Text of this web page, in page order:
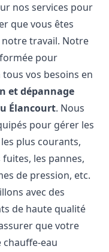
nos services pour
que vous êtes
travail. Notre
pour
vos besoins en
et dépannage
Élancourt. Nous
pour gérer les
plus courants,
les pannes,
de pression, etc.
avec des
de haute qualité
que votre
chauffe-eau